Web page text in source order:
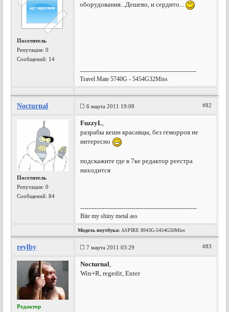
Посетитель
Репутация:0
Сообщений: 14
оборудования...Дешево, и сердито...
---------------------------------------------------------
Travel Mate 5740G - 5454G32Miss
Nocturnal 6 марта 2011 19:08 #82
Посетитель
Репутация:0
Сообщений: 84
FuzzyL,
разрабы кешн красавцы, без геморроя не
интересно
подскажите где в 7ке редактор реестра
находится
---------------------------------------------------------
Bite my shiny metal ass
Модель ноутбука: ASPIRE 8943G-5454G50Miss
reylby 7 марта 2011 03:29 #83
Редактор
Nocturnal,
Win+R, regedit, Enter